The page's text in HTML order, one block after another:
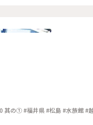
越前松島水族館 2026/3/20 (福井県) 2026/3/20 其の① #